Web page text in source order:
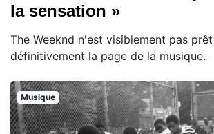
la sensation »
The Weeknd n'est visiblement pas
définitivement la page de la musique.
Musique